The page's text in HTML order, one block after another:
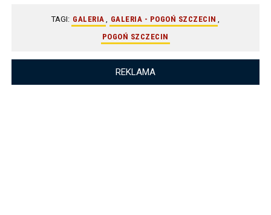
TAGI: GALERIA GALERIA - POGOŃ SZCZECIN
POGOŃ SZCZECIN
REKLAMA